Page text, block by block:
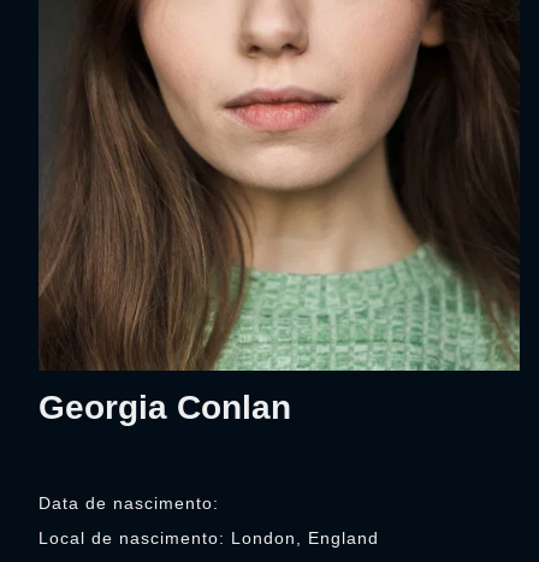
Georgia Conlan
Data de nascimento:
Local de nascimento: London, England